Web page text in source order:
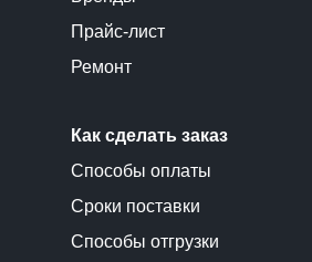
Прайс-лист
Ремонт
Как сделать заказ
Способы оплаты
Сроки поставки
Способы отгрузки